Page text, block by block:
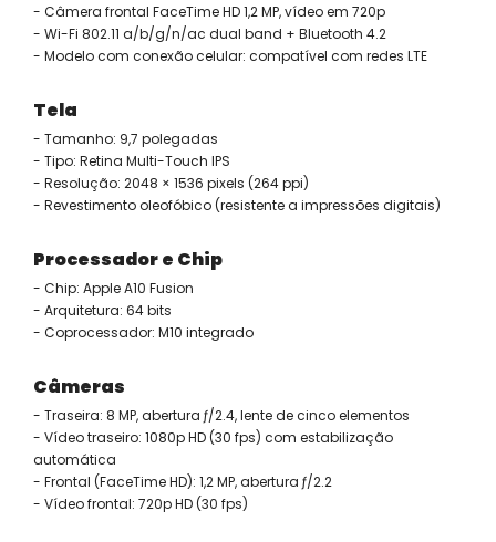
- Câmera frontal FaceTime HD 1,2 MP, vídeo em 720p
- Wi-Fi 802.11 a/b/g/n/ac dual band + Bluetooth 4.2
- Modelo com conexão celular: compatível com redes LTE
Tela
- Tamanho: 9,7 polegadas
- Tipo: Retina Multi-Touch IPS
- Resolução: 2048 × 1536 pixels (264 ppi)
- Revestimento oleofóbico (resistente a impressões digitais)
Processador e Chip
- Chip: Apple A10 Fusion
- Arquitetura: 64 bits
- Coprocessador: M10 integrado
Câmeras
- Traseira: 8 MP, abertura ƒ/2.4, lente de cinco elementos
- Vídeo traseiro: 1080p HD (30 fps) com estabilização
automática
- Frontal (FaceTime HD): 1,2 MP, abertura ƒ/2.2
- Vídeo frontal: 720p HD (30 fps)